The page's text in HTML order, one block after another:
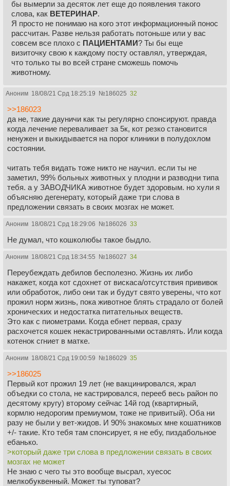
бы вымерли за десяток лет еще до появления такого
слова, как ВЕТЕРИНАР.
Я просто не понимаю на кого этот информационный понос
рассчитан. Разве нельзя работать потоньше или у вас
совсем все плохо с ПАЦИЕНТАМИ? Ты бы еще
визиточку свою к каждому посту оставлял, утверждая,
что только ты во всей стране сможешь помочь
животному.
Аноним 18/08/21 Срд 18:25:19 №186025 32
>>186023
да не, такие дауничи как ты регулярно спонсируют. правда
когда лечение переваливает за 5к, кот резко становится
ненужен и выкидывается на порог клиники в полудохлом
состоянии.
читать тебя видать тоже никто не научил. если ты не
заметил, 99% больных животных у плодни и разводни типа
тебя. а у ЗАВОДЧИКА животное будет здоровым. но хули я
объясняю дегенерату, который даже три слова в
предложении связать в своих мозгах не может.
Аноним 18/08/21 Срд 18:29:06 №186026 33
Не думал, что кошколюбы такое быдло.
Аноним 18/08/21 Срд 18:34:55 №186027 34
Переубеждать дебилов бесполезно. Жизнь их либо
накажет, когда кот сдохнет от вискаса/отсутствия прививок
или обработок, либо они так и будут свято уверены, что кот
прожил норм жизнь, пока животное блять страдало от болей
хронических и недостатка питательных веществ.
Это как с пиометрами. Когда ебнет первая, сразу
расхочется кошек некастрированными оставлять. Или когда
котенок сгниет в матке.
Аноним 18/08/21 Срд 19:00:59 №186029 35
>>186025
Первый кот прожил 19 лет (не вакцинировался, жрал
объедки со стола, не кастрировался, перееб весь район по
десятому кругу) второму сейчас 14й год (квартирный,
кормлю недорогим премиумом, тоже не привитый). Оба ни
разу не были у вет-жидов. И 90% знакомых мне кошатников
+/- такие. Кто тебя там спонсирует, я не ебу, пиздабольное
ебанько.
>который даже три слова в предложении связать в своих
мозгах не может
Не знаю с чего ты это вообще высрал, хуесос
мелкобуквенный. Может ты туповат?